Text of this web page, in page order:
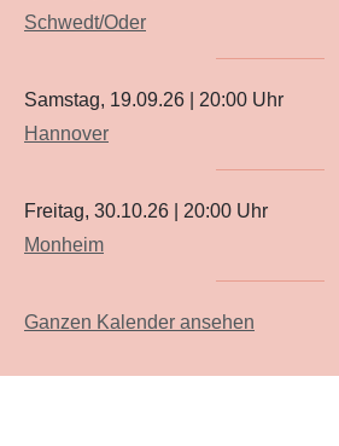
Schwedt/Oder
Samstag, 19.09.26 20:00 Uhr
Hannover
Freitag, 30.10.26 20:00 Uhr
Monheim
Ganzen Kalender ansehen